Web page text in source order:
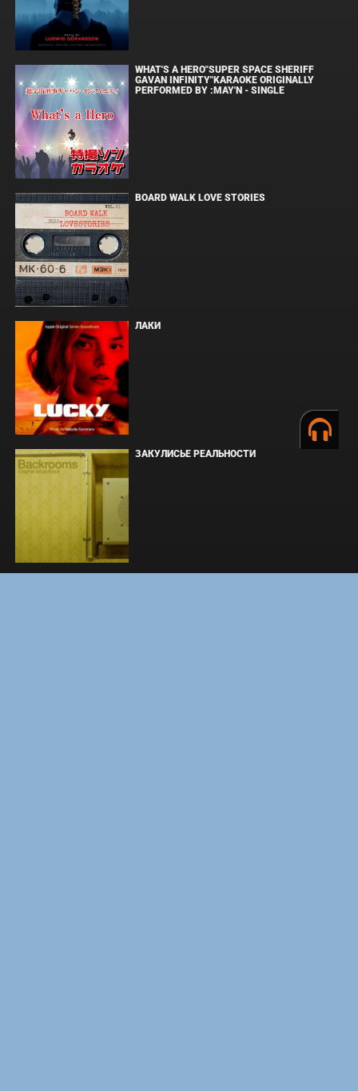
WHAT'S A HERO"SUPER SPACE SHERIFF
GAVAN INFINITY"KARAOKE ORIGINALLY
PERFORMED BY :MAY'N - SINGLE
BOARD WALK LOVE STORIES
ЛАКИ
ЗАКУЛИСЬЕ РЕАЛЬНОСТИ